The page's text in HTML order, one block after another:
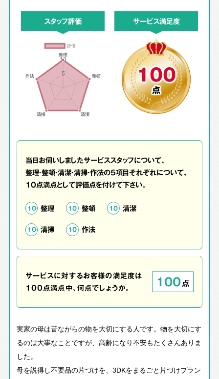
スタッフ評価 サービス満足度
100
点
当日お伺いしましたサービススタッフについて、
整理・整頓・清潔・清掃・作法の5項目それぞれについて、
10点満点として評価点を付けて下さい。
10 整理 10 整頓 10 清潔
10 清掃 10 作法
サービスに対するお客様の満足度は
100点満点中、何点でしょうか。
100点
実家の母は昔ながらの物を大切にする人です。物を大切にす
るのは大事なことですが、高齢になり不安もたくさんありま
した。
母を説得し不要品の片づけを、3DKをまるごと片づけプラン